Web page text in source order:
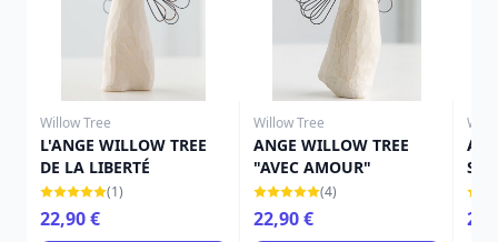
Willow Tree
L'ANGE WILLOW TREE
DE LA LIBERTÉ
(1)
22,90 €
Willow Tree
ANGE WILLOW TREE
"AVEC AMOUR"
(4)
22,90 €